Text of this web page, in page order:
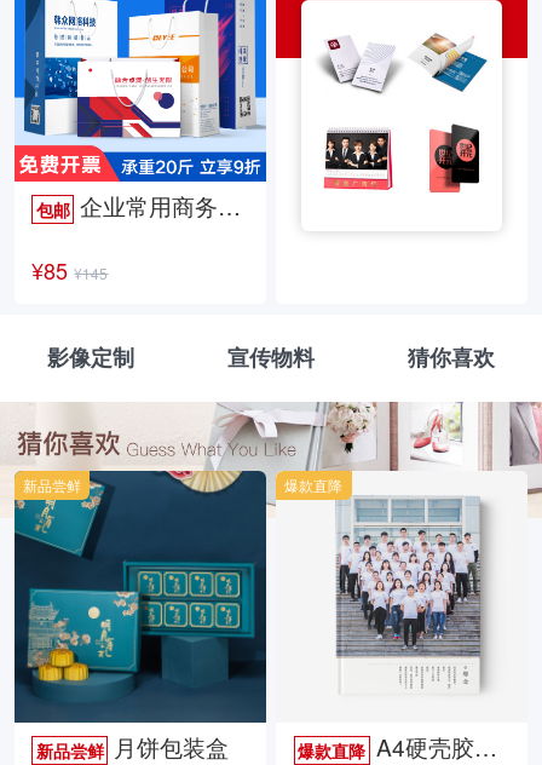
包邮 企业常用商务手提袋
¥85 ¥145
影像定制 宣传物料 猜你喜欢
新品尝鲜 月饼包装盒
新品尝鲜
爆款直降A4硬壳胶装照片书34p哑膜
爆款直降